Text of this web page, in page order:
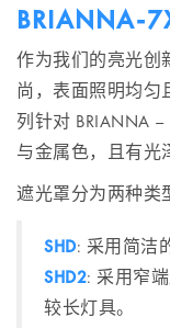
BRIANNA-
作为我们的亮光创
尚，表面照明均匀
列针对 BRIANNA
与金属色，且有光
遮光罩分为两种类
SHD: 采用简洁
SHD2: 采用窄
较长灯具。